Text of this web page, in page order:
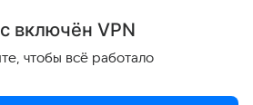
Поделиться
включён VPN
чтобы всё работало